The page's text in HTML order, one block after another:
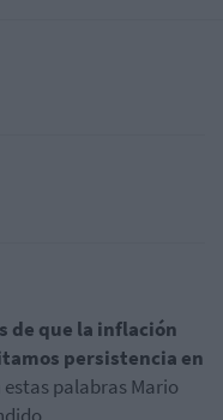
de que la inflación
persistencia en
estas palabras Mario